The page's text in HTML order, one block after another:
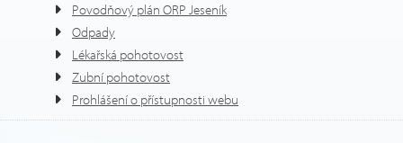
Povodňový plán ORP Jeseník
Odpady
Lékařská pohotovost
Zubní pohotovost
Prohlášení o přístupnosti webu